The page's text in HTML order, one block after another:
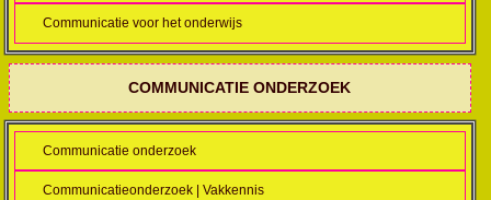
Communicatie voor het onderwijs
COMMUNICATIE ONDERZOEK
Communicatie onderzoek
Communicatieonderzoek | Vakkennis